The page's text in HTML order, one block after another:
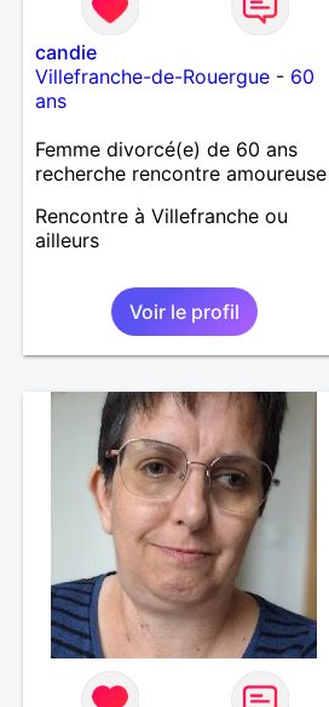
candie
Villefranche-de-Rouergue- 60
ans
Femme divorcé(e) de 60 ans
recherche rencontre amoureuse
Rencontre à Villefranche ou
ailleurs
Voir le profil